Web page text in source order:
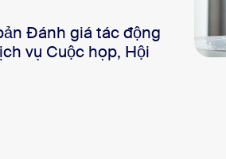
Đánh giá tác động
vụ Cuộc họp, Hội